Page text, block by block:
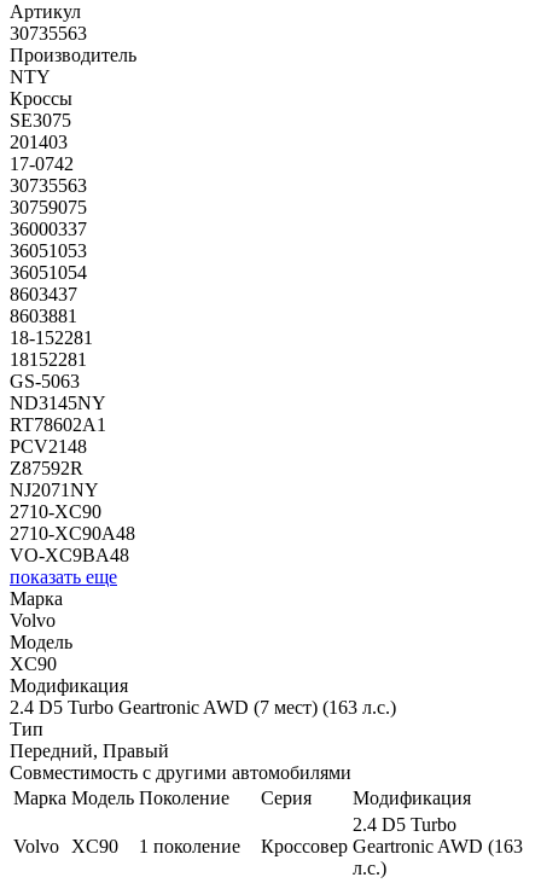
Артикул
30735563
Производитель
NTY
Кроссы
SE3075
201403
17-0742
30735563
30759075
36000337
36051053
36051054
8603437
8603881
18-152281
18152281
GS-5063
ND3145NY
RT78602A1
PCV2148
Z87592R
NJ2071NY
2710-XC90
2710-XC90A48
VO-XC9BA48
показать еще
Марка
Volvo
Модель
XC90
Модификация
2.4 D5 Turbo Geartronic AWD (7 мест) (163 л.с.)
Тип
Передний, Правый
Совместимость с другими автомобилями
Марка Модель Поколение Серия Модификация
Volvo XC90 1 поколение Кроссовер
2.4 D5 Turbo
Geartronic AWD (163
л.с.)